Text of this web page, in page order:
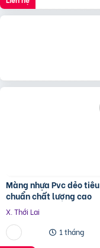
Màng nhựa Pvc dẻo tiêu
chuẩn chất lượng cao
X. Thới Lai
1 tháng